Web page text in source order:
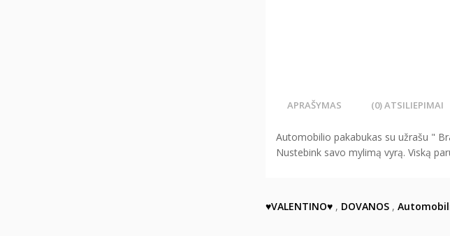
APRAŠYMAS (0) ATSILIEPIMAI
Automobilio pakabukas su užrašu "
Nustebink savo mylimą vyrą. Viską
♥VALENTINO♥, DOVANOS,